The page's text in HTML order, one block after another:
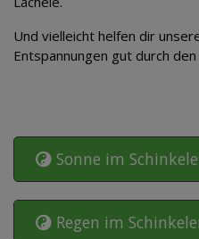
Und vielleicht helfen dir
Entspannungen gut durch
Sonne im
Regen im